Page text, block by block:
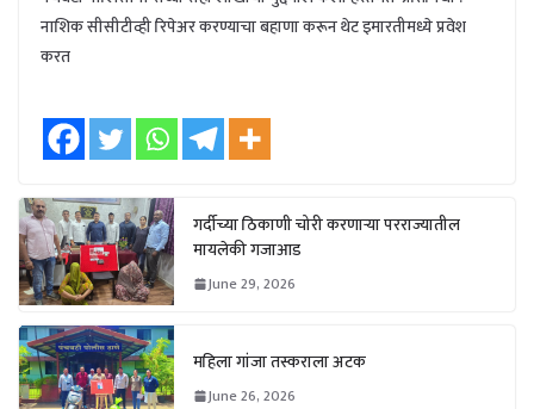
नाशिक सीसीटीव्ही रिपेअर करण्याचा बहाणा करून थेट इमारतीमध्ये प्रवेश
करत
गर्दीच्या ठिकाणी चोरी करणाऱ्या परराज्यातील
मायलेकी गजाआड
June 29, 2026
महिला गांजा तस्कराला अटक
June 26, 2026